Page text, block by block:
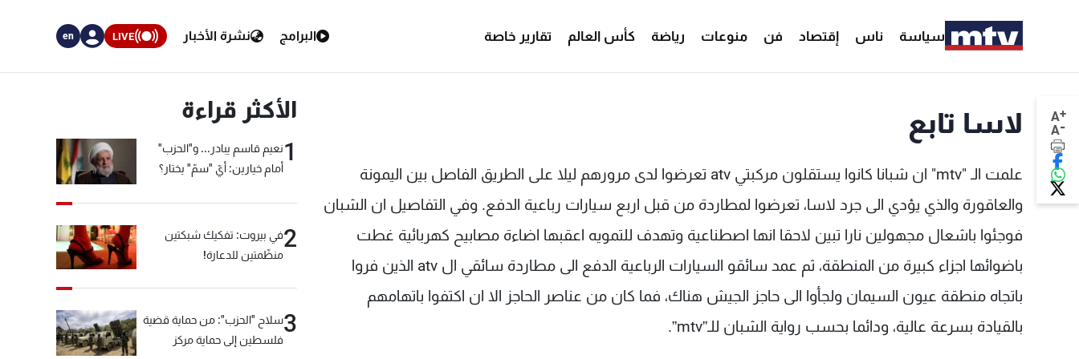
سياسة ناس إقتصاد فن منوعات رياضة كأس العالم تقارير خاصة البرامج نشرة الأخبار LIVE
en
A+
A- لاسا تابع
علمت الـ "mtv" ان شبانا كانوا يستقلون مركبتي atv تعرضوا لدى مرورهم ليلا على الطريق الفاصل بين اليمونة
والعاقورة والذي يؤدي الى جرد لاسا، تعرضوا لمطاردة من قبل اربع سيارات رباعية الدفع. وفي التفاصيل ان الشبان
فوجئوا باشعال مجهولين نارا تبين لاحقا انها اصطناعية وتهدف للتمويه اعقبها اضاءة مصابيح كهربائية غطت
باضوائها اجزاء كبيرة من المنطقة، ثم عمد سائقو السيارات الرباعية الدفع الى مطاردة سائقي ال atv الذين فروا
باتجاه منطقة عيون السيمان ولجأوا الى حاجز الجيش هناك، فما كان من عناصر الحاجز الا ان اكتفوا باتهامهم
بالقيادة بسرعة عالية، ودائما بحسب رواية الشبان للـ”mtv”.
الأكثر قراءة
1نعيم قاسم يبادر... و"الحزب"
أمام خيارين: أيّ "سمّ" يختار؟
2في بيروت: تفكيك شبكتين
منظّمتين للدعارة!
3سلاح "الحزب": من حماية قضية
فلسطين إلى حماية مركز